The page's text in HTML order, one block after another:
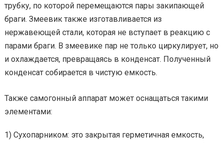
трубку, по которой перемещаются пары закипающей
браги. Змеевик также изготавливается из
нержавеющей стали, которая не вступает в реакцию с
парами браги. В змеевике пар не только циркулирует, но
и охлаждается, превращаясь в конденсат. Полученный
конденсат собирается в чистую емкость.
Также самогонный аппарат может оснащаться такими
элементами:
1) Сухопарником: это закрытая герметичная емкость,